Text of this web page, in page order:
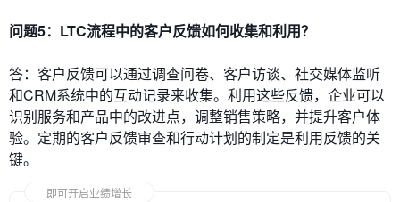
问题5：LTC流程中的客户反馈如何收集和利用？
答：客户反馈可以通过调查问卷、客户访谈、社交媒体监听
和CRM系统中的互动记录来收集。利用这些反馈，企业可以
识别服务和产品中的改进点，调整销售策略，并提升客户体
验。定期的客户反馈审查和行动计划的制定是利用反馈的关
键。
即可开启业绩增长